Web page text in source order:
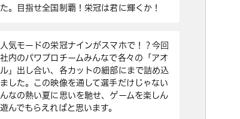
。目指せ全国制覇！栄冠は君に輝くか！
気モードの栄冠ナインがスマホで！？今回
内のパワプロチームみんなで各々の「アオ
」出し合い、各カットの細部にまで詰め込
した。この映像を通して選手だけじゃない
なの熱い夏に思いを馳せ、ゲームを楽しん
んでもらえればと思います。